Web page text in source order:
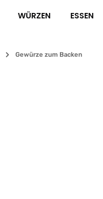
WÜRZEN ESSEN
Gewürze zum Backen